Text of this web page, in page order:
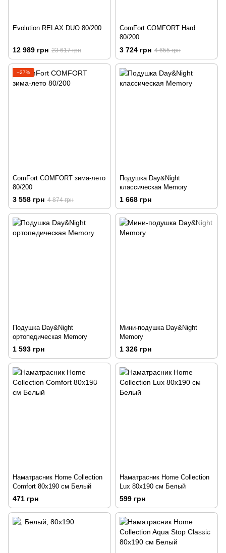
Evolution RELAX DUO 80/200
12 989 грн 23 617 грн
ComFort COMFORT Hard
80/200
3 724 грн 4 655 грн
−27%
ComFort COMFORT зима-лето
80/200
3 558 грн 4 874 грн
Подушка Day&Night
классическая Memory
1 668 грн
Подушка Day&Night
ортопедическая Memory
1 593 грн
Мини-подушка Day&Night
Memory
1 326 грн
Наматрасник Home Collection
Comfort 80х190 см Белый
471 грн
Наматрасник Home Collection
Lux 80х190 см Белый
599 грн